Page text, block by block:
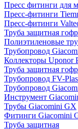
Пресс фитинги для
Пресс-фитинги
Пресс-фитинги
Труба защитная
Полиэтиленовые
Трубопровод
Коллекторы Uponor
Труба защитная
Трубопровод FV-
Трубопровод
Инструмент
Трубы Giacomini GX
Фитинги Giacomini
Труба защитная